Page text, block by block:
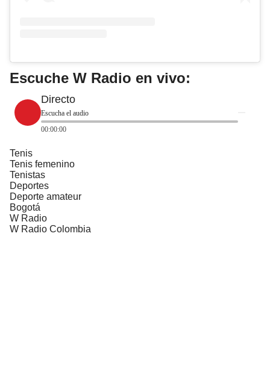
Escuche W Radio en vivo:
Directo
Escucha el audio
00:00:00
Tenis
Tenis femenino
Tenistas
Deportes
Deporte amateur
Bogotá
W Radio
W Radio Colombia